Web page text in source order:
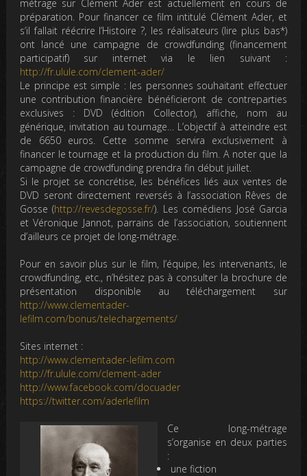
métrage sur Clément Ader est actuellement en cours de
préparation. Pour financer ce film intitulé Clément Ader, et
s’il fallait réécrire l’Histoire ?, les réalisateurs (lire plus bas*)
ont lancé une campagne de crowdfunding (financement
participatif) sur internet via le lien suivant :
http://fr.ulule.com/clement-ader/
Le principe est simple : les personnes souhaitant effectuer
une contribution financière bénéficieront de contreparties
exclusives : DVD (édition Collector), affiche, nom au
générique, invitation au tournage… L’objectif à atteindre est
de 6650 euros. Cette somme servira exclusivement à
financer le tournage et la production du film. A noter que la
campagne de crowdfunding prendra fin début juillet.
Si le projet se concrétise, les bénéfices liés aux ventes de
DVD seront directement reversés à l’association Rêves de
Gosse (http://revesdegosse.fr/). Les comédiens José Garcia
et Véronique Jannot, parrains de l’association, soutiennent
d’ailleurs ce projet de long-métrage.
Pour en savoir plus sur le film, l’équipe, les intervenants, le
crowdfunding, etc., n’hésitez pas à consulter la brochure de
présentation disponible au téléchargement sur
http://www.clementader-
lefilm.com/bonus/telechargements/
Sites internet :
http://www.clementader-lefilm.com
http://fr.ulule.com/clement-ader
http://www.facebook.com/docuader
https://twitter.com/aderlefilm
Ce long-métrage
s’organise en deux parties
:
une fiction